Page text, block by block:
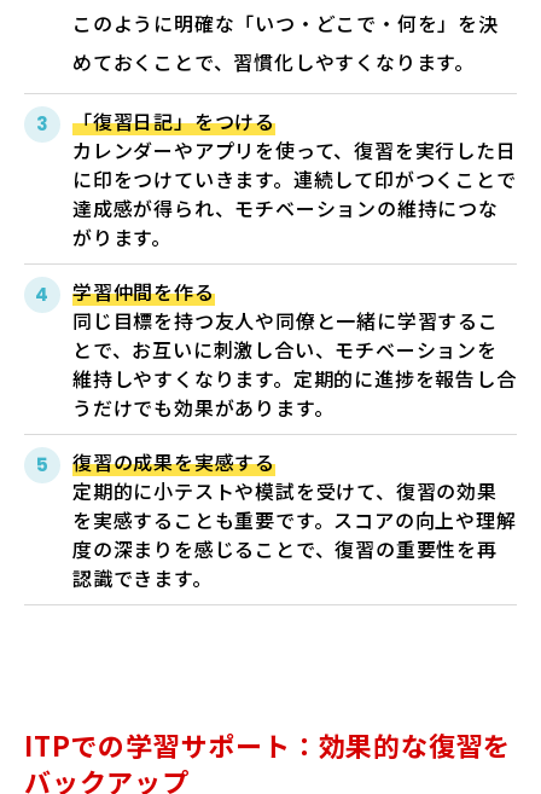
このように明確な「いつ・どこで・何を」を決
めておくことで、習慣化しやすくなります。
「復習日記」をつける
カレンダーやアプリを使って、復習を実行した日
に印をつけていきます。連続して印がつくことで
達成感が得られ、モチベーションの維持につな
がります。
学習仲間を作る
同じ目標を持つ友人や同僚と一緒に学習するこ
とで、お互いに刺激し合い、モチベーションを
維持しやすくなります。定期的に進捗を報告し合
うだけでも効果があります。
復習の成果を実感する
定期的に小テストや模試を受けて、復習の効果
を実感することも重要です。スコアの向上や理解
度の深まりを感じることで、復習の重要性を再
認識できます。
ITPでの学習サポート：効果的な復習を
バックアップ